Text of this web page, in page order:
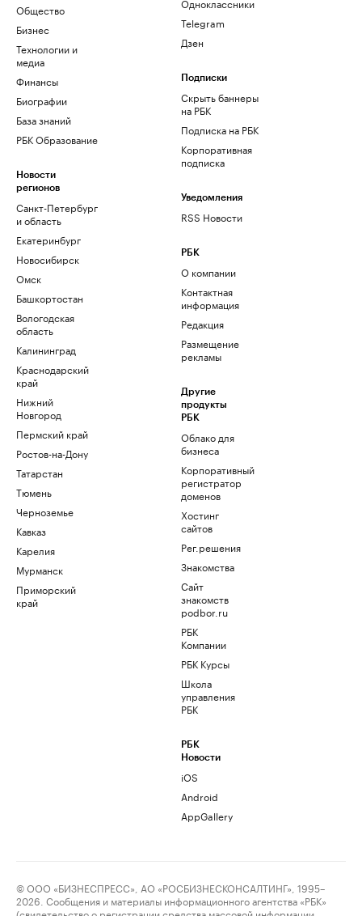
Общество
Бизнес
Технологии и
медиа
Финансы
Биографии
База знаний
РБК Образование
Новости
регионов
Санкт-Петербург
и область
Екатеринбург
Новосибирск
Омск
Башкортостан
Вологодская
область
Калининград
Краснодарский
край
Нижний
Новгород
Пермский край
Ростов-на-Дону
Татарстан
Тюмень
Черноземье
Кавказ
Карелия
Мурманск
Приморский
край
Telegram
Дзен
Подписки
Скрыть баннеры
на РБК
Подписка на РБК
Корпоративная
подписка
Уведомления
RSS Новости
РБК
О компании
Контактная
информация
Редакция
Размещение
рекламы
Другие
продукты
РБК
Облако для
бизнеса
Корпоративный
регистратор
доменов
Хостинг
сайтов
Рег.решения
Знакомства
Сайт
знакомств
podbor.ru
РБК
Компании
РБК Курсы
Школа
управления
РБК
РБК
Новости
iOS
Android
AppGallery
© ООО «БИЗНЕСПРЕСС», АО «РОСБИЗНЕСКОНСАЛТИНГ», 1995–
2026. Сообщения и материалы информационного агентства «РБК»